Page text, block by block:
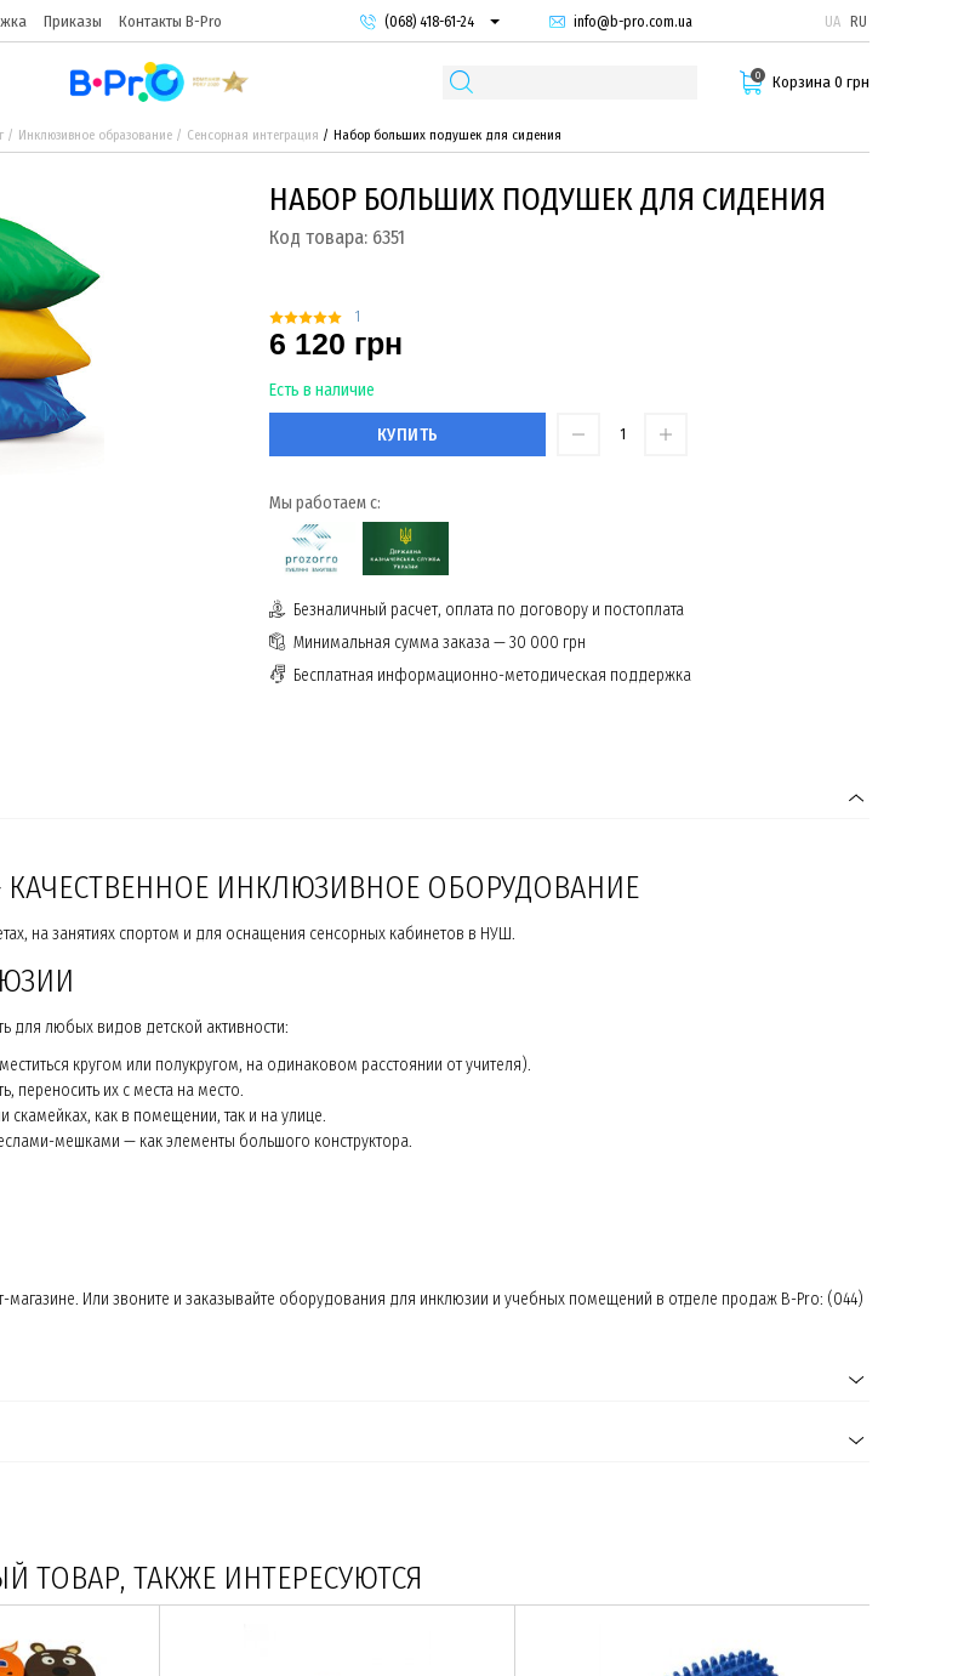
Приказы Контакты B-Pro
(068) 418-61-24
(095) 987-29-55
info@b-pro.com.ua UA RU
0 Корзина 0 грн
Инклюзивное образование Сенсорная интеграция Набор больших подушек для сидения
НАБОР БОЛЬШИХ ПОДУШЕК ДЛЯ СИДЕНИЯ
Код товара: 6351
1
6 120 грн
Есть в наличие
КУПИТЬ
Мы работаем с:
Безналичный расчет, оплата по договору и постоплата
Минимальная сумма заказа — 30 000 грн
Бесплатная информационно-методическая поддержка
ИНКЛЮЗИВНОЕ ОБОРУДОВАНИЕ
на занятиях спортом и для оснащения сенсорных кабинетов в НУШ.
для любых видов детской активности:
кругом или полукругом, на одинаковом расстоянии от учителя).
переносить их с места на место.
как в помещении, так и на улице.
мешками — как элементы большого конструктора.
Или звоните и заказывайте оборудования для инклюзии и учебных помещений в отделе продаж B-Pro: (044)
ТОВАР, ТАКЖЕ ИНТЕРЕСУЮТСЯ